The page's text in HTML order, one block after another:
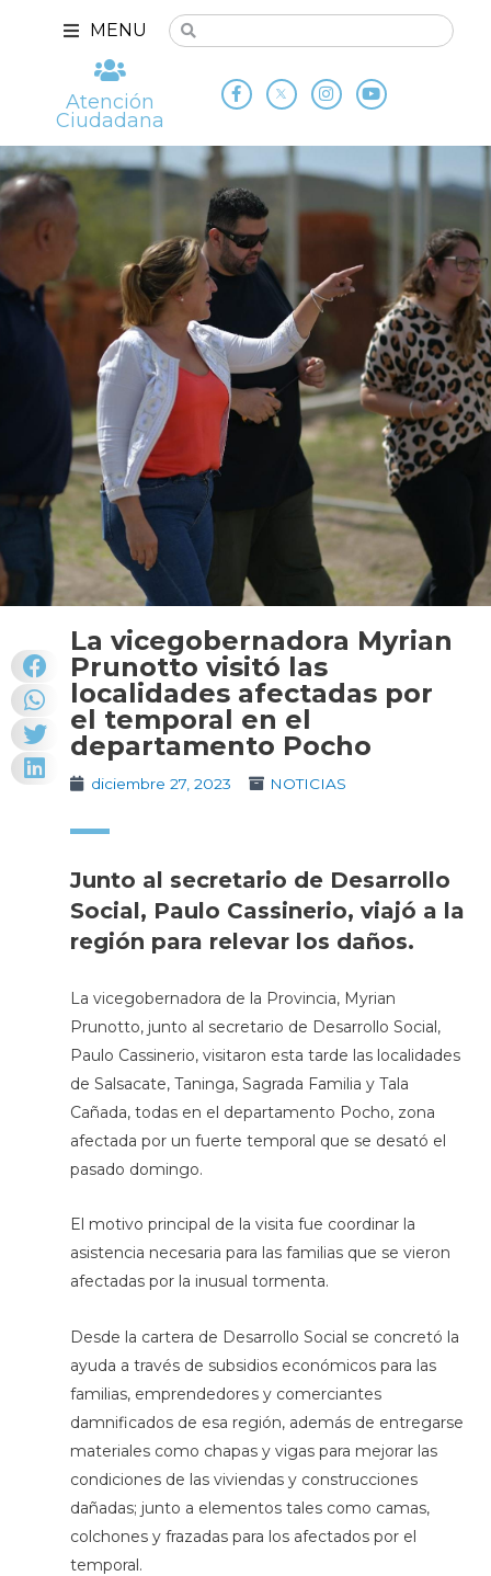
MENU
Atención
Ciudadana
La vicegobernadora Myrian
Prunotto visitó las
localidades afectadas por
el temporal en el
departamento Pocho
diciembre 27, 2023 NOTICIAS
Junto al secretario de Desarrollo
Social, Paulo Cassinerio, viajó a la
región para relevar los daños.
La vicegobernadora de la Provincia, Myrian
Prunotto, junto al secretario de Desarrollo Social,
Paulo Cassinerio, visitaron esta tarde las localidades
de Salsacate, Taninga, Sagrada Familia y Tala
Cañada, todas en el departamento Pocho, zona
afectada por un fuerte temporal que se desató el
pasado domingo.
El motivo principal de la visita fue coordinar la
asistencia necesaria para las familias que se vieron
afectadas por la inusual tormenta.
Desde la cartera de Desarrollo Social se concretó la
ayuda a través de subsidios económicos para las
familias, emprendedores y comerciantes
damnificados de esa región, además de entregarse
materiales como chapas y vigas para mejorar las
condiciones de las viviendas y construcciones
dañadas; junto a elementos tales como camas,
colchones y frazadas para los afectados por el
temporal.